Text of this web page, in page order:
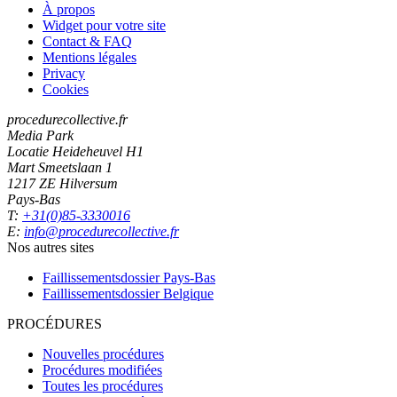
À propos
Widget pour votre site
Contact & FAQ
Mentions légales
Privacy
Cookies
procedurecollective.fr
Media Park
Locatie Heideheuvel H1
Mart Smeetslaan 1
1217 ZE Hilversum
Pays-Bas
T: +31(0)85-3330016
E: info@procedurecollective.fr
Nos autres sites
Faillissementsdossier Pays-Bas
Faillissementsdossier Belgique
PROCÉDURES
Nouvelles procédures
Procédures modifiées
Toutes les procédures